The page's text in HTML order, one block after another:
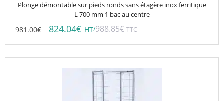
Plonge démontable sur pieds ronds sans étagère inox ferritique
L 700 mm 1 bac au centre
981.00€ 824.04€ HT/988.85€ TTC